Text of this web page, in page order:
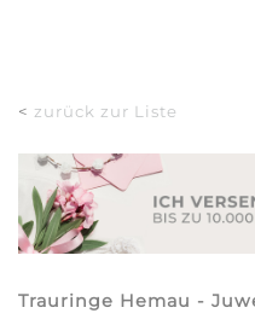
< zurück zur Liste
Trauringe Hemau -